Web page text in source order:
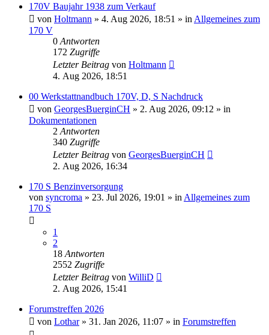
170V Baujahr 1938 zum Verkauf
von Holtmann » 4. Aug 2026, 18:51 » in Allgemeines zum
170 V
0 Antworten
172 Zugriffe
Letzter Beitrag von Holtmann
4. Aug 2026, 18:51
00 Werkstattnandbuch 170V, D, S Nachdruck
von GeorgesBuerginCH » 2. Aug 2026, 09:12 » in
Dokumentationen
2 Antworten
340 Zugriffe
Letzter Beitrag von GeorgesBuerginCH
2. Aug 2026, 16:34
170 S Benzinversorgung
von syncroma » 23. Jul 2026, 19:01 » in Allgemeines zum
170 S
1
2
18 Antworten
2552 Zugriffe
Letzter Beitrag von WilliD
2. Aug 2026, 15:41
Forumstreffen 2026
von Lothar» 31. Jan 2026, 11:07 » in Forumstreffen